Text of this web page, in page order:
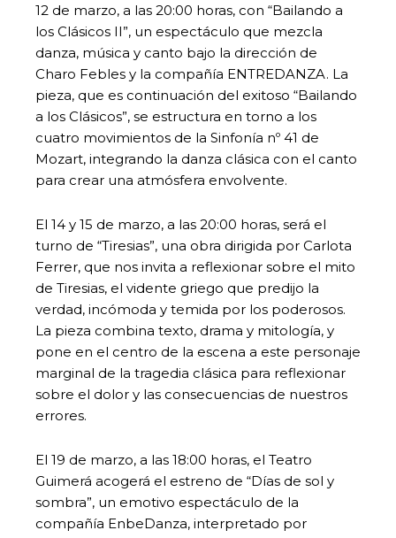
12 de marzo, a las 20:00 horas, con “Bailando a
los Clásicos II”, un espectáculo que mezcla
danza, música y canto bajo la dirección de
Charo Febles y la compañía ENTREDANZA. La
pieza, que es continuación del exitoso “Bailando
a los Clásicos”, se estructura en torno a los
cuatro movimientos de la Sinfonía nº 41 de
Mozart, integrando la danza clásica con el canto
para crear una atmósfera envolvente.
El 14 y 15 de marzo, a las 20:00 horas, será el
turno de “Tiresias”, una obra dirigida por Carlota
Ferrer, que nos invita a reflexionar sobre el mito
de Tiresias, el vidente griego que predijo la
verdad, incómoda y temida por los poderosos.
La pieza combina texto, drama y mitología, y
pone en el centro de la escena a este personaje
marginal de la tragedia clásica para reflexionar
sobre el dolor y las consecuencias de nuestros
errores.
El 19 de marzo, a las 18:00 horas, el Teatro
Guimerá acogerá el estreno de “Días de sol y
sombra”, un emotivo espectáculo de la
compañía EnbeDanza, interpretado por